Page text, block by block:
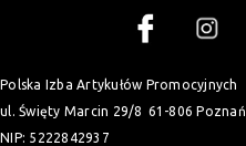
Polska Izba Artykułów Promocyjnych
ul. Święty Marcin 29/8 61-806 Poznań
NIP: 5222842937